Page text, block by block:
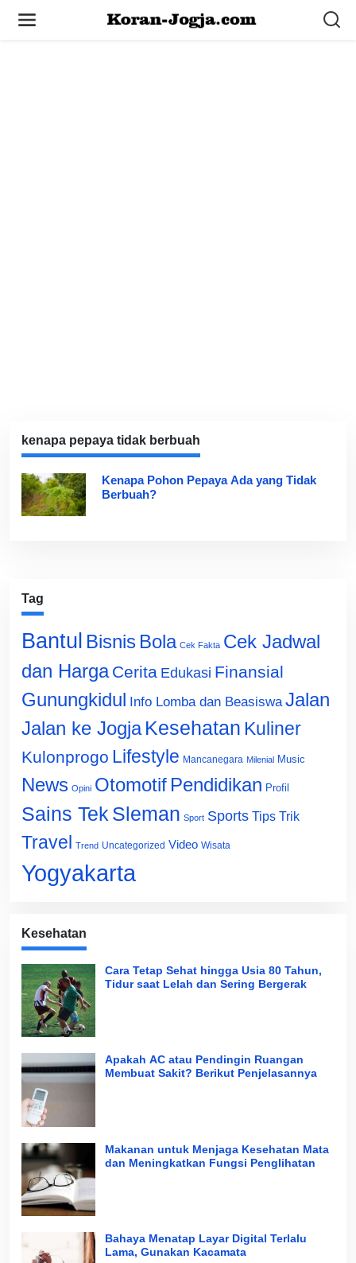
kenapa pepaya tidak berbuah
Kenapa Pohon Pepaya Ada yang Tidak
Berbuah?
Tag
Bantul Bisnis Bola Cek Fakta Cek Jadwal
dan Harga Cerita Edukasi Finansial
Gunungkidul Info Lomba dan Beasiswa Jalan
Jalan ke Jogja Kesehatan Kuliner
Kulonprogo Lifestyle Mancanegara Milenial Music
News Opini Otomotif Pendidikan Profil
Sains Tek Sleman Sport Sports Tips Trik
Travel Trend Uncategorized Video Wisata
Yogyakarta
Kesehatan
Cara Tetap Sehat hingga Usia 80 Tahun,
Tidur saat Lelah dan Sering Bergerak
Apakah AC atau Pendingin Ruangan
Membuat Sakit? Berikut Penjelasannya
Makanan untuk Menjaga Kesehatan Mata
dan Meningkatkan Fungsi Penglihatan
Bahaya Menatap Layar Digital Terlalu
Lama, Gunakan Kacamata